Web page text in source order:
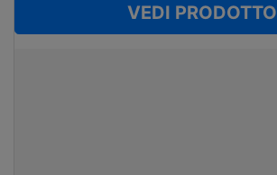
VEDI PRODOTTO